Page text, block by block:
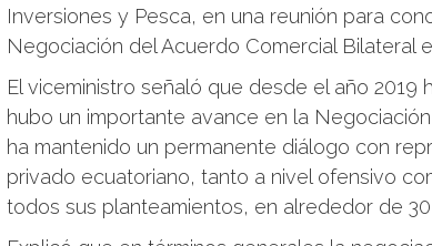
Inversiones y Pesca, en una reunión para
Negociación del Acuerdo Comercial Bilateral
El viceministro señaló que desde el año 2019
hubo un importante avance en la
ha mantenido un permanente diálogo con
privado ecuatoriano, tanto a nivel ofensivo
todos sus planteamientos, en alrededor de